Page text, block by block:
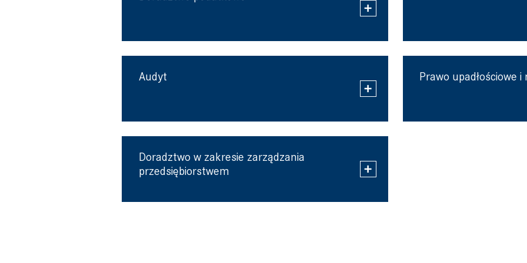
Audyt Prawo upadłościowe
Doradztwo w zakresie zarządzania
przedsiębiorstwem